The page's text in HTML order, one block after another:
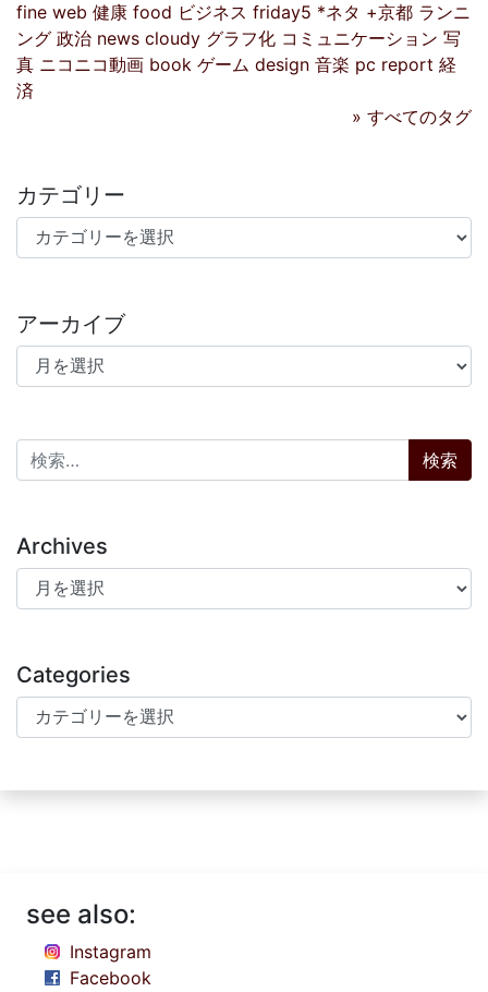
fine web 健康 food ビジネス friday5 *ネタ +京都 ランニ
ング 政治 news cloudy グラフ化 コミュニケーション 写
真 ニコニコ動画 book ゲーム design 音楽 pc report 経
済
» すべてのタグ
カテゴリー
カテゴリー
アーカイブ
アーカイブ
検索:
Archives
Archives
Categories
Categories
see also:
Instagram
Facebook